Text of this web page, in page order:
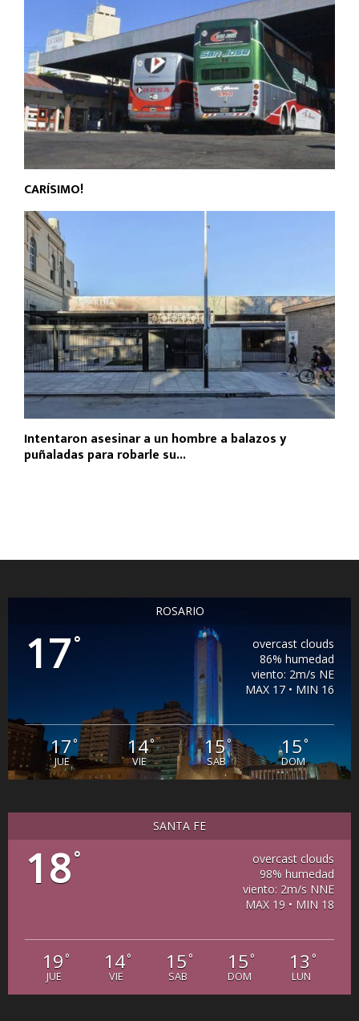
CARÍSIMO!
Intentaron asesinar a un hombre a balazos y
puñaladas para robarle su...
ROSARIO
17°
overcast clouds
86% humedad
viento: 2m/s NE
MAX 17 • MIN 16
17°
JUE
14°
VIE
15°
SAB
15°
DOM
SANTA FE
18°
overcast clouds
98% humedad
viento: 2m/s NNE
MAX 19 • MIN 18
19°
JUE
14°
VIE
15°
SAB
15°
DOM
13 °
LUN